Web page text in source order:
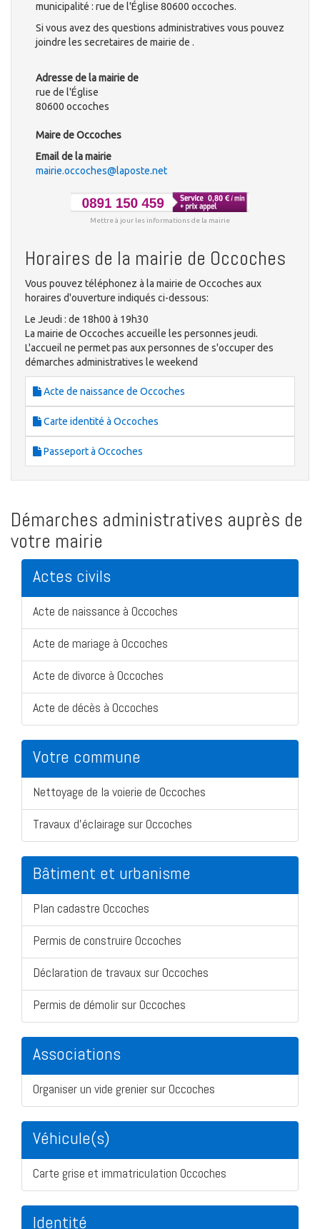
municipalité : rue de l'Église 80600 occoches.
Si vous avez des questions administratives vous pouvez
joindre les secretaires de mairie de .
Adresse de la mairie de
rue de l'Église
80600 occoches
Maire de Occoches
Email de la mairie
mairie.occoches@laposte.net
Mettre à jour les informations de la mairie
Horaires de la mairie de Occoches
Vous pouvez téléphonez à la mairie de Occoches aux
horaires d'ouverture indiqués ci-dessous:
Le Jeudi : de 18h00 à 19h30
La mairie de Occoches accueille les personnes jeudi.
L'accueil ne permet pas aux personnes de s'occuper des
démarches administratives le weekend
Acte de naissance de Occoches
Carte identité à Occoches
Passeport à Occoches
Démarches administratives auprès de
votre mairie
Actes civils
Acte de naissance à Occoches
Acte de mariage à Occoches
Acte de divorce à Occoches
Acte de décès à Occoches
Votre commune
Nettoyage de la voierie de Occoches
Travaux d'éclairage sur Occoches
Bâtiment et urbanisme
Plan cadastre Occoches
Permis de construire Occoches
Déclaration de travaux sur Occoches
Permis de démolir sur Occoches
Associations
Organiser un vide grenier sur Occoches
Véhicule(s)
Carte grise et immatriculation Occoches
Identité